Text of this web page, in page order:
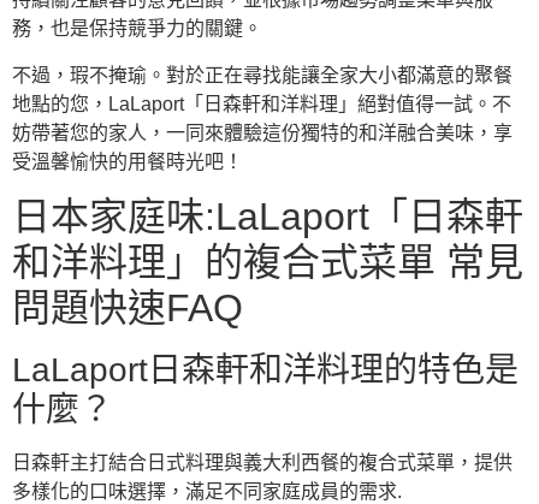
務，也是保持競爭力的關鍵。
不過，瑕不掩瑜。對於正在尋找能讓全家大小都滿意的聚餐
地點的您，LaLaport「日森軒和洋料理」絕對值得一試。不
妨帶著您的家人，一同來體驗這份獨特的和洋融合美味，享
受溫馨愉快的用餐時光吧！
日本家庭味:LaLaport「日森軒
和洋料理」的複合式菜單 常見
問題快速FAQ
LaLaport日森軒和洋料理的特色是
什麼？
日森軒主打結合日式料理與義大利西餐的複合式菜單，提供
多樣化的口味選擇，滿足不同家庭成員的需求.